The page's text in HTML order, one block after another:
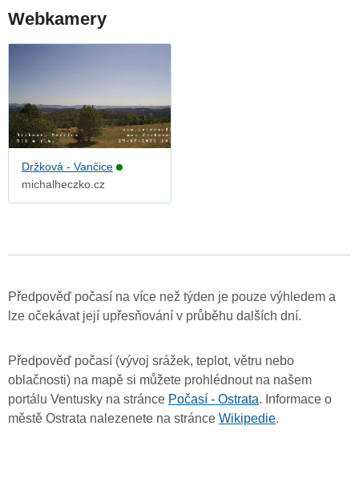
Webkamery
Držková - Vančice
michalheczko.cz
Předpověď počasí na více než týden je pouze výhledem a
lze očekávat její upřesňování v průběhu dalších dní.
Předpověď počasí (vývoj srážek, teplot, větru nebo
oblačnosti) na mapě si můžete prohlédnout na našem
portálu Ventusky na stránce Počasí - Ostrata. Informace o
městě Ostrata nalezenete na stránce Wikipedie.